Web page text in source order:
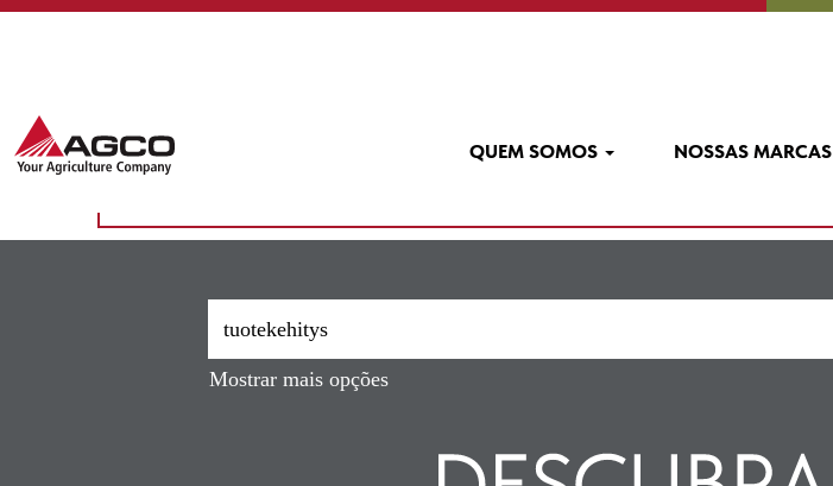
QUEM SOMOS NOSSAS MARCAS
Atualmente, não existem vagas correspondentes a "tuotekehitys
Mostrar mais opções